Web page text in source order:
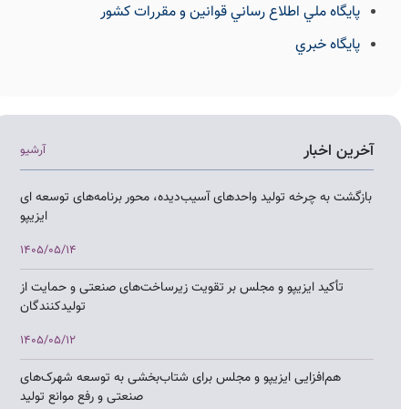
پايگاه ملي اطلاع رساني قوانين و مقررات كشور
پايگاه خبري
آخرین اخبار آرشیو
بازگشت به چرخه تولید واحدهای آسیب‌دیده، محور برنامه‌های توسعه ای
ایزیپو
1405/05/14
تأکید ایزیپو و مجلس بر تقویت زیرساخت‌های صنعتی و حمایت از
تولیدکنندگان
1405/05/12
هم‌افزایی ایزیپو و مجلس برای شتاب‌بخشی به توسعه شهرک‌های
صنعتی و رفع موانع تولید